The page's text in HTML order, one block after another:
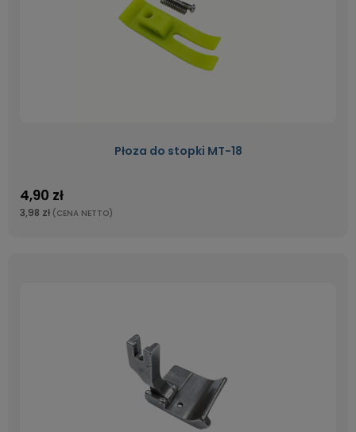
Płoza do stopki MT-18
4,90 zł
3,98 zł (CENA NETTO)